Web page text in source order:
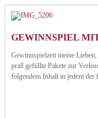
GEWINNSPIEL
Gewinnspielzeit meine
prall gefüllte Pakete zur
folgendem Inhalt in jedem der